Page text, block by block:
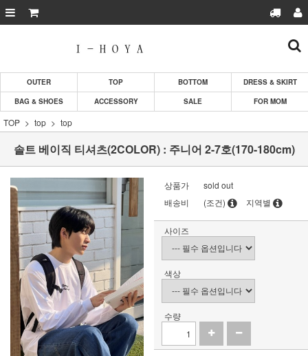
OUTER TOP BOTTOM
DRESS & SKIRT
BAG & SHOES
ACCESSORY SALE FOR MOM
TOP top top
솔트 베이직 티셔츠(2COLOR) : 주니어 2-7호(170-180cm)
상품가
sold out
배송비
(조건) 지역별
사이즈
색상
수량